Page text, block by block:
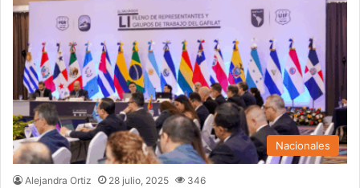
Nacionales
Alejandra Ortiz 28 julio, 2025 346